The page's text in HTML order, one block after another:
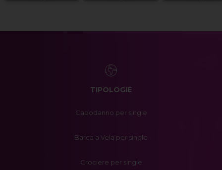
TIPOLOGIE
Capodanno per single
Barca a Vela per single
Crociere per single